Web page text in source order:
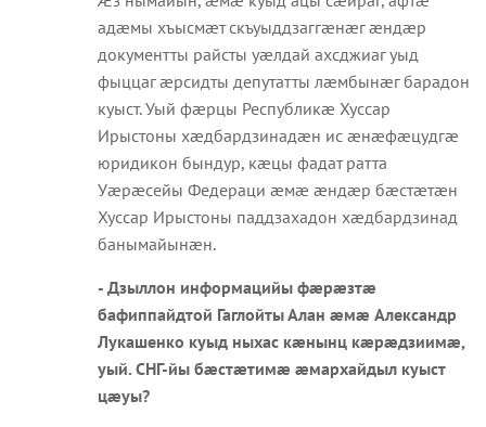
адæмы хъысмæт скъуыддзаггæнæг æндæр
документты райсты уæлдай ахсджиаг уыд
фыццаг æрсидты депутатты лæмбынæг барадон
куыст. Уый фæрцы Республикæ Хуссар
Ирыстоны хæдбардзинадæн ис æнæфæцудгæ
юридикон бындур, кæцы фадат ратта
Уæрæсейы Федераци æмæ æндæр бæстæтæн
Хуссар Ирыстоны паддзахадон хæдбардзинад
банымайынæн.
- Дзыллон информацийы фæрæзтæ
бафиппайдтой Гаглойты Алан æмæ Александр
Лукашенко куыд ныхас кæнынц кæрæдзиимæ,
уый. СНГ-йы бæстæтимæ æмархайдыл куыст
цæуы?